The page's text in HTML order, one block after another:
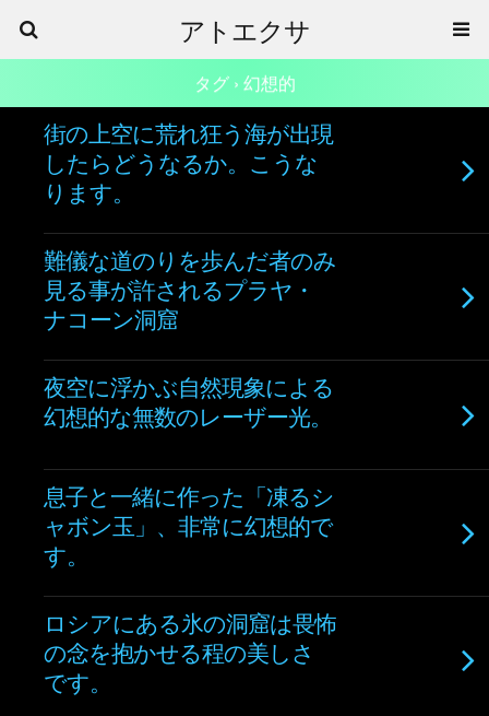
アトエクサ
タグ › 幻想的
街の上空に荒れ狂う海が出現
したらどうなるか。こうな
ります。
難儀な道のりを歩んだ者のみ
見る事が許されるプラヤ・
ナコーン洞窟
夜空に浮かぶ自然現象による
幻想的な無数のレーザー光。
息子と一緒に作った「凍るシ
ャボン玉」、非常に幻想的で
す。
ロシアにある氷の洞窟は畏怖
の念を抱かせる程の美しさ
です。